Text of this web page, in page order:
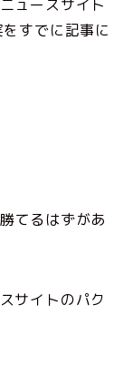
ュースサイト
すでに記事に
てるはずがあ
サイトのパク